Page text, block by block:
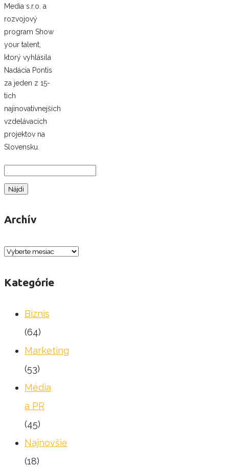
Media s.r.o. a
rozvojový
program Show
your talent,
ktorý vyhlásila
Nadácia Pontis
za jeden z 15-
tich
najinovatívnejších
vzdelávacích
projektov na
Slovensku.
Hľadať:
Archív
Archív
Kategórie
Biznis
(64)
Marketing
(53)
Média
a PR
(45)
Najnovšie
(18)